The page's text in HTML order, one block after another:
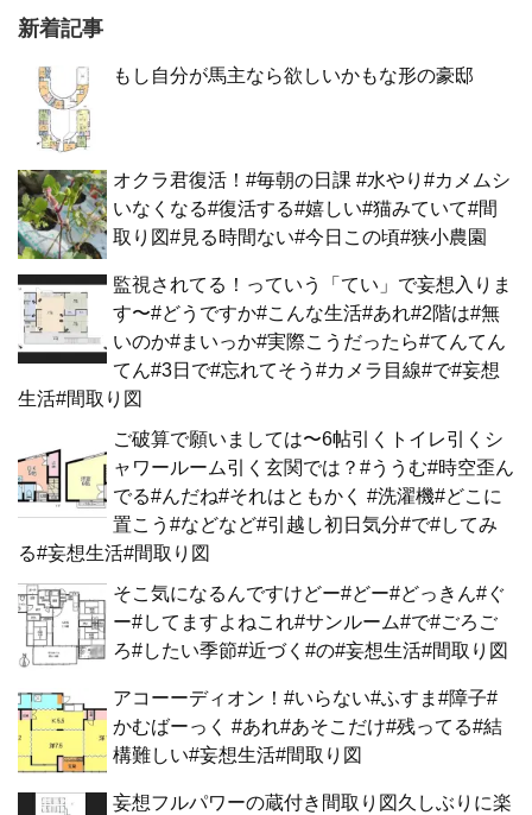
新着記事
もし自分が馬主なら欲しいかもな形の豪邸
オクラ君復活！#毎朝の日課 #水やり#カメムシ
いなくなる#復活する#嬉しい#猫みていて#間
取り図#見る時間ない#今日この頃#狭小農園
監視されてる！っていう「てい」で妄想入りま
す〜#どうですか#こんな生活#あれ#2階は#無
いのか#まいっか#実際こうだったら#てんてん
てん#3日で#忘れてそう#カメラ目線#で#妄想
生活#間取り図
ご破算で願いましては〜6帖引くトイレ引くシ
ャワールーム引く玄関では？#ううむ#時空歪ん
でる#んだね#それはともかく #洗濯機#どこに
置こう#などなど#引越し初日気分#で#してみ
る#妄想生活#間取り図
そこ気になるんですけどー#どー#どっきん#ぐ
ー#してますよねこれ#サンルーム#で#ごろご
ろ#したい季節#近づく#の#妄想生活#間取り図
アコーーディオン！#いらない#ふすま#障子#
かむばーっく #あれ#あそこだけ#残ってる#結
構難しい#妄想生活#間取り図
妄想フルパワーの蔵付き間取り図久しぶりに楽